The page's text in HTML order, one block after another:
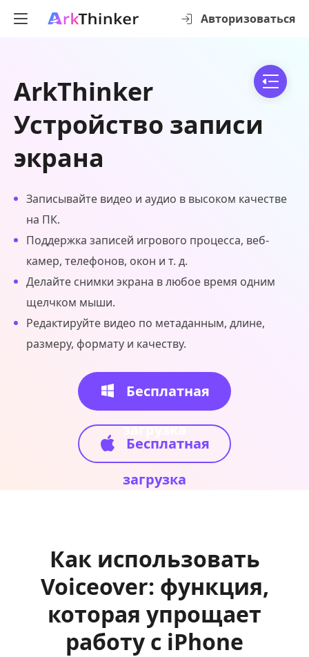
Авторизоваться
ArkThinker
Устройство записи
экрана
Записывайте видео и аудио в высоком качестве
на ПК.
Поддержка записей игрового процесса, веб-
камер, телефонов, окон и т. д.
Делайте снимки экрана в любое время одним
щелчком мыши.
Редактируйте видео по метаданным, длине,
размеру, формату и качеству.
Бесплатная
загрузка
Бесплатная
загрузка
Как использовать
Voiceover: функция,
которая упрощает
работу с iPhone